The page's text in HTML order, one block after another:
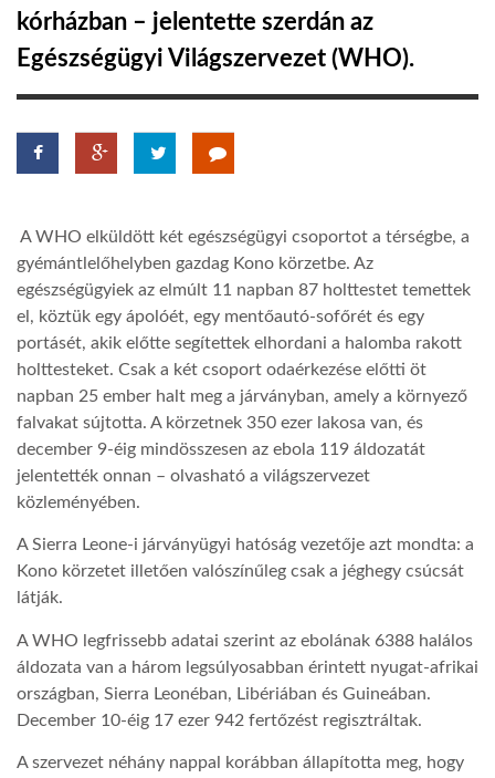
GLOBOZSARU
DOBRAVERO.HU
GLOBOBOOK
kórházban – jelentette szerdán az
Egészségügyi Világszervezet (WHO).
A WHO elküldött két egészségügyi csoportot a térségbe, a
gyémántlelőhelyben gazdag Kono körzetbe. Az
egészségügyiek az elmúlt 11 napban 87 holttestet temettek
el, köztük egy ápolóét, egy mentőautó-sofőrét és egy
portásét, akik előtte segítettek elhordani a halomba rakott
holttesteket. Csak a két csoport odaérkezése előtti öt
napban 25 ember halt meg a járványban, amely a környező
falvakat sújtotta. A körzetnek 350 ezer lakosa van, és
december 9-éig mindösszesen az ebola 119 áldozatát
jelentették onnan – olvasható a világszervezet
közleményében.
A Sierra Leone-i járványügyi hatóság vezetője azt mondta: a
Kono körzetet illetően valószínűleg csak a jéghegy csúcsát
látják.
A WHO legfrissebb adatai szerint az ebolának 6388 halálos
áldozata van a három legsúlyosabban érintett nyugat-afrikai
országban, Sierra Leonéban, Libériában és Guineában.
December 10-éig 17 ezer 942 fertőzést regisztráltak.
A szervezet néhány nappal korábban állapította meg, hogy